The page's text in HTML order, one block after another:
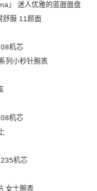
」 迷人优雅的蓝面面盘
舒服 11颜面
机芯
列小秒针腕表
机芯
机芯
女士腕表